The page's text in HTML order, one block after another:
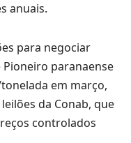
anuais.
para negociar
paranaense
em março,
da Conab, que
controlados